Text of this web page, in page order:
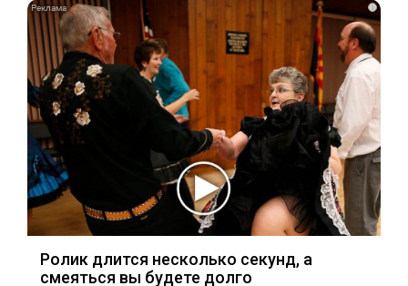
i
Ролик длится несколько секунд, а
смеяться вы будете долго